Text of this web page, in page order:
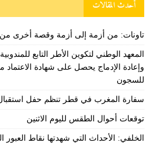
أحدث المقالات
تاونات: من أزمة إلى أزمة وقصة
المعهد الوطني لتكوين الأطر التابع
وإعادة الإدماج يحصل على شهادة الاعتماد
للسجون
سفارة المغرب في قطر تنظم حفل
توقعات أحوال الطقس لليوم الاثنين
الخلفي: الأحداث التي شهدتها نقاط العبور